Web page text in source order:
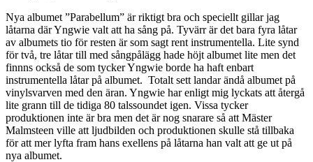
Nya albumet ”Parabellum” är riktigt bra och speciellt gillar jag
låtarna där Yngwie valt att ha sång på. Tyvärr är det bara fyra låtar
av albumets tio för resten är som sagt rent instrumentella. Lite synd
för två, tre låtar till med sångpålägg hade höjt albumet lite men det
finnns också de som tycker Yngwie borde ha haft enbart
instrumentella låtar på albumet. Totalt sett landar ändå albumet på
vinylsvarven med den äran. Yngwie har enligt mig lyckats att återgå
lite grann till de tidiga 80 talssoundet igen. Vissa tycker
produktionen inte är bra men det är nog snarare så att Mäster
Malmsteen ville att ljudbilden och produktionen skulle stå tillbaka
för att mer lyfta fram hans exellens på låtarna han valt att ge ut på
nya albumet.